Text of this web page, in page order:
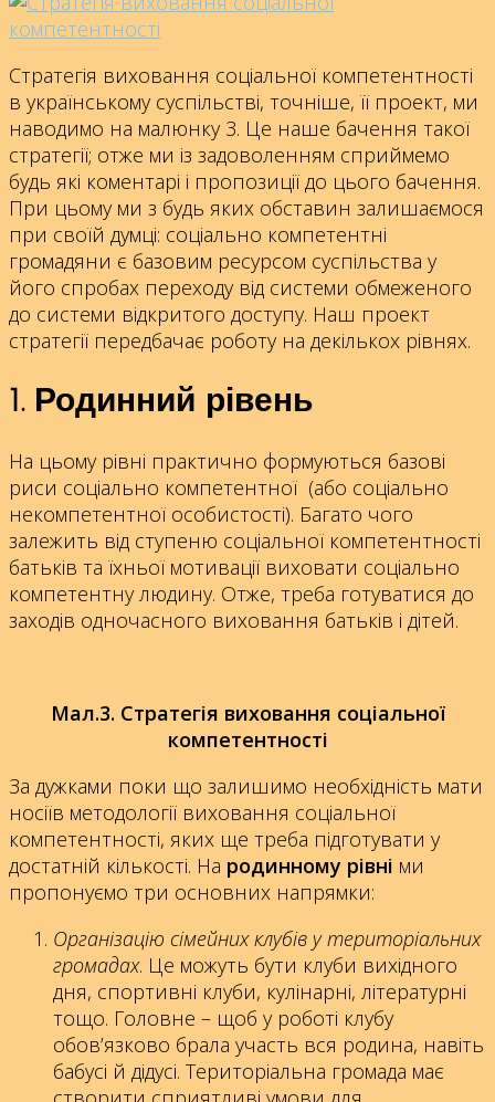
Стратегія виховання соціальної компетентності
в українському суспільстві, точніше, її проект, ми
наводимо на малюнку 3. Це наше бачення такої
стратегії; отже ми із задоволенням сприймемо
будь які коментарі і пропозиції до цього бачення.
При цьому ми з будь яких обставин залишаємося
при своїй думці: соціально компетентні
громадяни є базовим ресурсом суспільства у
його спробах переходу від системи обмеженого
до системи відкритого доступу. Наш проект
стратегії передбачає роботу на декількох рівнях.
1. Родинний рівень
На цьому рівні практично формуються базові
риси соціально компетентної (або соціально
некомпетентної особистості). Багато чого
залежить від ступеню соціальної компетентності
батьків та їхньої мотивації виховати соціально
компетентну людину. Отже, треба готуватися до
заходів одночасного виховання батьків і дітей.
Мал.3. Стратегія виховання соціальної
компетентності
За дужками поки що залишимо необхідність мати
носіїв методології виховання соціальної
компетентності, яких ще треба підготувати у
достатній кількості. На родинному рівні ми
пропонуємо три основних напрямки:
Організацію сімейних клубів у територіальних
громадах. Це можуть бути клуби вихідного
дня, спортивні клуби, кулінарні, літературні
тощо. Головне – щоб у роботі клубу
обов’язково брала участь вся родина, навіть
бабусі й дідусі. Територіальна громада має